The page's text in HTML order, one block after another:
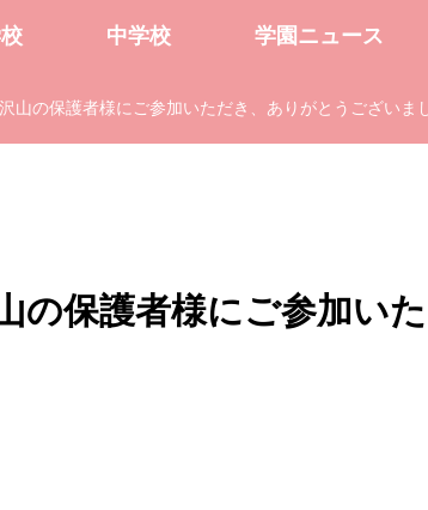
中学校 学園ニュース
山の保護者様にご参加いただき、ありがとうございま
の保護者様にご参加いた